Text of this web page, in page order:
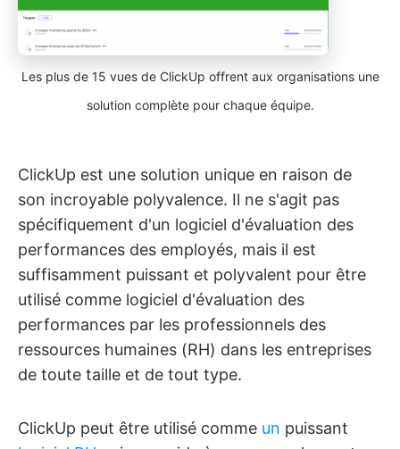
Les plus de 15 vues de ClickUp offrent aux organisations une
solution complète pour chaque équipe.
ClickUp est une solution unique en raison de
son incroyable polyvalence. Il ne s'agit pas
spécifiquement d'un logiciel d'évaluation des
performances des employés, mais il est
suffisamment puissant et polyvalent pour être
utilisé comme logiciel d'évaluation des
performances par les professionnels des
ressources humaines (RH) dans les entreprises
de toute taille et de tout type.
ClickUp peut être utilisé comme un puissant